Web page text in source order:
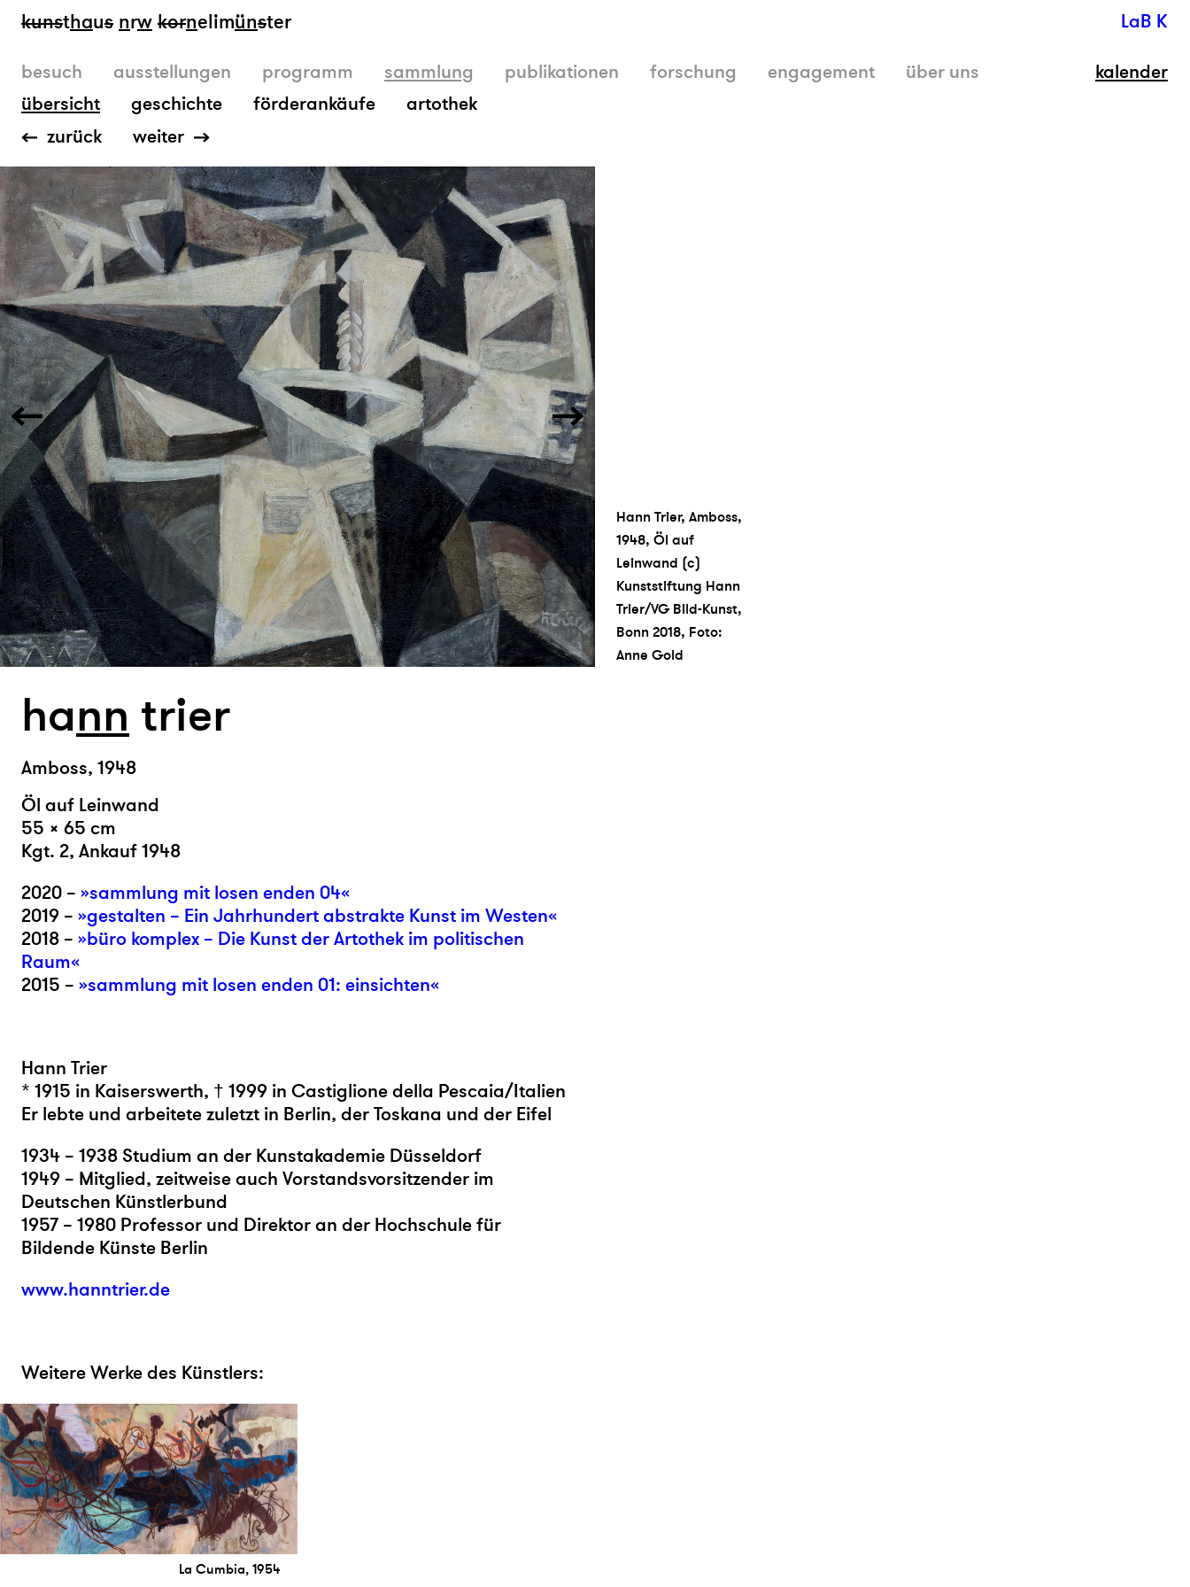
kunsthaus nrw kornelimünster
besuch ausstellungen programm
sammlung
übersicht
geschichte förderankäufe artothek
publikationen forschung engagement über uns
kalender
LaB K
zurück weiter
Hann Trier, Amboss,
1948, Öl auf
Leinwand (c)
Kunststiftung Hann
Trier/VG Bild-Kunst,
Bonn 2018, Foto:
Anne Gold
hann trier
Amboss, 1948
Öl auf Leinwand
55 × 65 cm
Kgt. 2, Ankauf 1948
2020 – »sammlung mit losen enden 04«
2019 – »gestalten – Ein Jahrhundert abstrakte Kunst im Westen«
2018 – »büro komplex – Die Kunst der Artothek im politischen
Raum«
2015 – »sammlung mit losen enden 01: einsichten«
Hann Trier
* 1915 in Kaiserswerth, † 1999 in Castiglione della Pescaia/Italien
Er lebte und arbeitete zuletzt in Berlin, der Toskana und der Eifel
1934 – 1938 Studium an der Kunstakademie Düsseldorf
1949 – Mitglied, zeitweise auch Vorstandsvorsitzender im
Deutschen Künstlerbund
1957 – 1980 Professor und Direktor an der Hochschule für
Bildende Künste Berlin
www.hanntrier.de
Weitere Werke des Künstlers:
La Cumbia, 1954